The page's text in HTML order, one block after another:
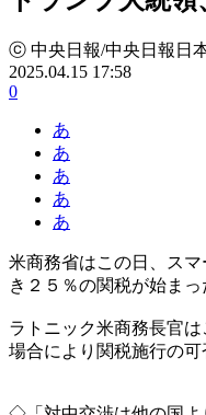
ⓒ 中央日報/中央日報日
2025.04.15 17:58
0
あ
あ
あ
あ
あ
米商務省はこの日、ス
き２５％の関税が始ま
ラトニック米商務長官
場合により関税施行の可